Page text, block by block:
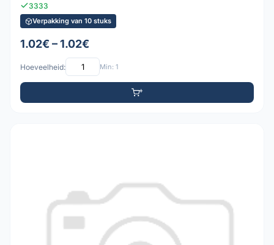
3333
Verpakking van 10 stuks
1.02€ – 1.02€
Hoeveelheid: Min: 1